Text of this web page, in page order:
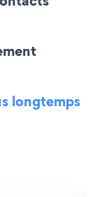
longtemps